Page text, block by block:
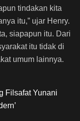
tindakan kita
itu,” ujar Henry.
siapapun itu. Dari
itu tidak di
umum lainnya.
Filsafat Yunani